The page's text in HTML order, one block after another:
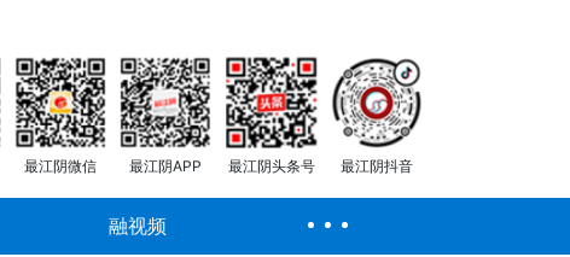
最江阴微信 最江阴APP 最江阴头条号 最江阴抖音
融视频